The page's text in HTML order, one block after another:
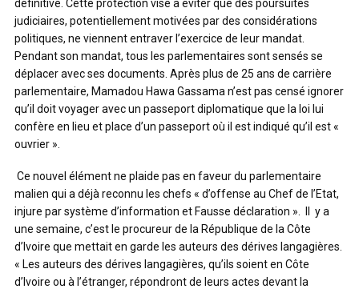
définitive. Cette protection vise à éviter que des poursuites
judiciaires, potentiellement motivées par des considérations
politiques, ne viennent entraver l’exercice de leur mandat.
Pendant son mandat, tous les parlementaires sont sensés se
déplacer avec ses documents. Après plus de 25 ans de carrière
parlementaire, Mamadou Hawa Gassama n’est pas censé ignorer
qu’il doit voyager avec un passeport diplomatique que la loi lui
confère en lieu et place d’un passeport où il est indiqué qu’il est «
ouvrier ».
Ce nouvel élément ne plaide pas en faveur du parlementaire
malien qui a déjà reconnu les chefs « d’offense au Chef de l’Etat,
injure par système d’information et Fausse déclaration ». Il y a
une semaine, c’est le procureur de la République de la Côte
d’Ivoire que mettait en garde les auteurs des dérives langagières.
« Les auteurs des dérives langagières, qu’ils soient en Côte
d’Ivoire ou à l’étranger, répondront de leurs actes devant la